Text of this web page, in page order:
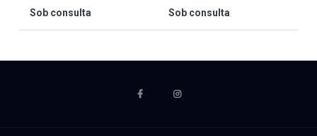
Sob consulta Sob consulta